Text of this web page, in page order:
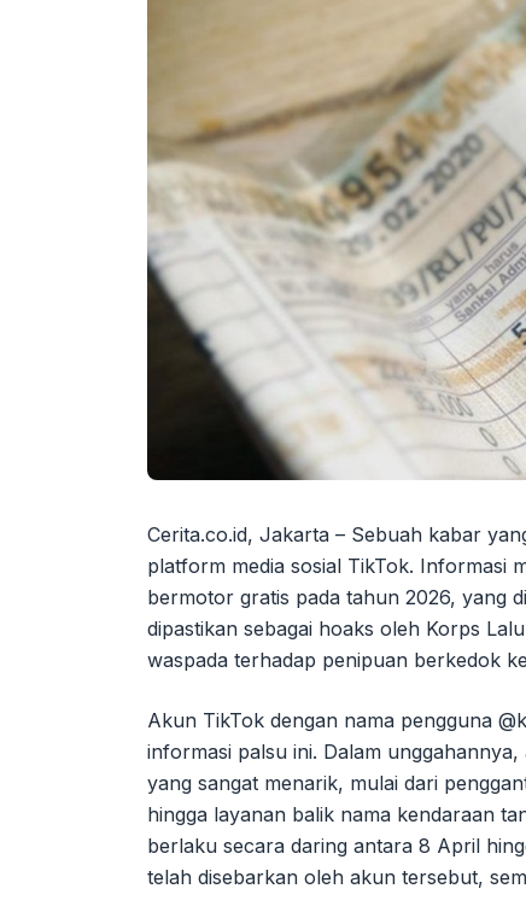
Cerita.co.id, Jakarta – Sebuah kabar
platform media sosial TikTok. Informasi
bermotor gratis pada tahun 2026, yang
dipastikan sebagai hoaks oleh Korps
waspada terhadap penipuan berkedok
Akun TikTok dengan nama pengguna
informasi palsu ini. Dalam
yang sangat menarik, mulai dari
hingga layanan balik nama kendaraan
berlaku secara daring antara 8 April
telah disebarkan oleh akun tersebut,